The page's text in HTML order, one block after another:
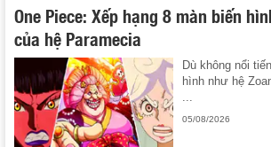
One Piece: Xếp hạng 8 màn biến
của hệ Paramecia
Dù không nổi
hình như hệ
05/08/2026